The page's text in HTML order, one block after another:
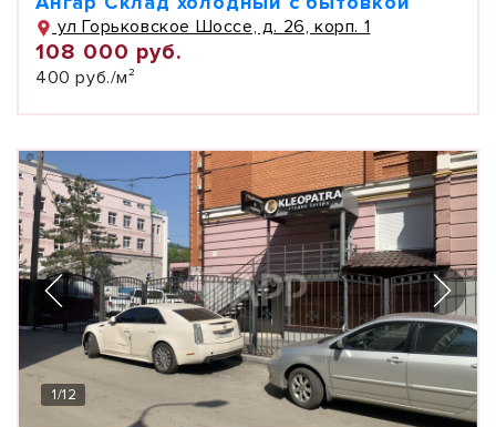
ул Горьковское Шоссе, д. 26, корп. 1
108 000 руб.
400 руб./м²
1/12